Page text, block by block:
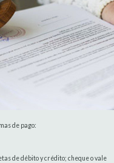
de pago:
de débito y crédito; cheque o vale